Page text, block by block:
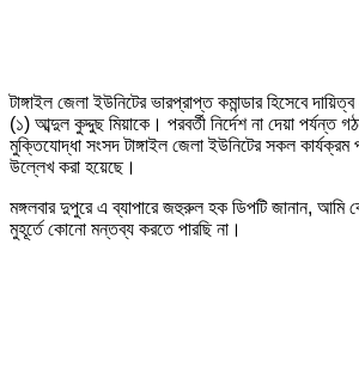
টাঙ্গাইল জেলা ইউনিটের ভারপ্রাপ্ত কমান্ডার হিসেবে
(১) আব্দুল কুদ্দুছ মিয়াকে। পরবর্তী নির্দেশ না দেয়া পর্যন্ত
মুক্তিযোদ্ধা সংসদ টাঙ্গাইল জেলা ইউনিটের সকল কার্যক্রম
উল্লেখ করা হয়েছে।
মঙ্গলবার দুপুরে এ ব্যাপারে জহুরুল হক ডিপটি জানান, আমি
মুহূর্তে কোনো মন্তব্য করতে পারছি না।